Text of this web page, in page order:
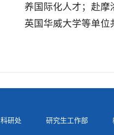
养国际化人才；赴摩
英国华威大学等单位
科研处 研究生工作部